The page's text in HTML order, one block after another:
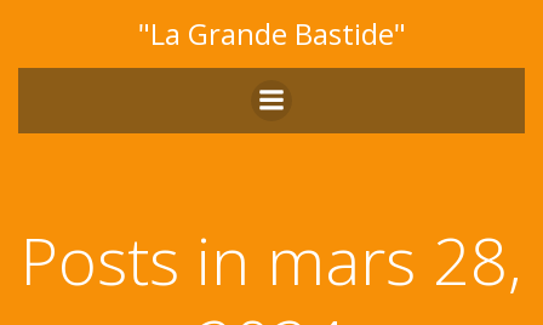
au
contenu
"La Grande Bastide"
Posts in mars 28,